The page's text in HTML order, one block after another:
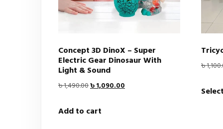
Concept 3D DinoX – Super
Electric Gear Dinosaur With
Light & Sound
৳1,490.00Original
was:
৳1,090.00
Add to cart
৳